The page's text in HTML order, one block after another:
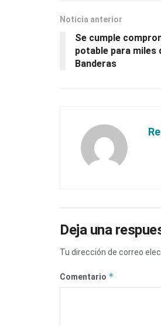
Noticia anterior
Se cumple
potable para miles
Banderas
Deja una
Tu dirección de correo
Comentario *